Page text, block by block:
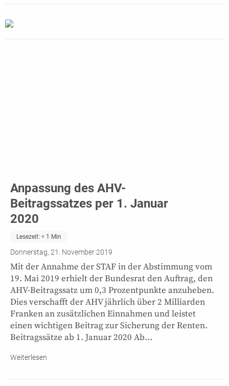
Anpassung des AHV-
Beitragssatzes per 1. Januar
2020
Lesezeit: < 1 Min
Donnerstag, 21. November 2019
Mit der Annahme der STAF in der Abstimmung vom
19. Mai 2019 erhielt der Bundesrat den Auftrag, den
AHV-Beitragssatz um 0,3 Prozentpunkte anzuheben.
Dies verschafft der AHV jährlich über 2 Milliarden
Franken an zusätzlichen Einnahmen und leistet
einen wichtigen Beitrag zur Sicherung der Renten.
Beitragssätze ab 1. Januar 2020 Ab…
Weiterlesen